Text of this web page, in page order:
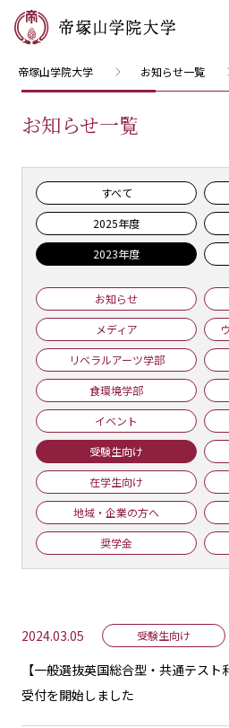
帝塚山学院大学 お知らせ一覧
お知らせ一覧
すべて
2025年度
2023年度
お知らせ
メディア
リベラルアーツ学部
食環境学部
イベント
受験生向け
在学生向け
地域・企業の方へ
奨学金
2024.03.05 受験生向け
【一般選抜英国総合型・共通テス
受付を開始しました